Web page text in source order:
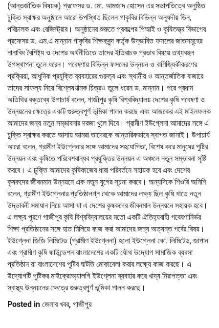
(আন্তর্জাতিক বিষয়ক) প্রফেসর ড. মো. আমজাদ হোসেন এর সভাপতিত্বে অনুষ্ঠিত
চুক্তি স্বাক্ষর অনুষ্ঠানে আরো উপস্থিত ছিলেন গাকৃবির বিভিন্ন অনুষদীয় ডিন,
পরিচালক এবং রেজিস্ট্রার। অনুষ্ঠানের শুরুতে প্রকল্পের পিআই ও কৃষিতত্ত্ব বিভাগের
প্রফেসর ড. এম.এ মান্নান গাকৃবির শিক্ষকবৃন্দ কর্তৃক উদ্ভাবিত ফসলের জাতসমূহের
নানাবিধ বৈশিষ্ট্য ও দেশের অর্থনীতিতে তাদের ইতিবাচক প্রভাব বিষয়ে তথ্যবহুল
উপস্থাপনা তুলে ধরেন। গবেষণায় বিভিন্ন ফসলের উন্নয়ন ও বাণিজ্যিকীকরণের
প্রক্রিয়া, আধুনিক প্রযুক্তি ব্যবহারের গুরুত্ব এবং স্থানীয় ও আন্তর্জাতিক বাজারে
তাদের সাফল্য নিয়ে বিশ্লেষণাত্মক চিত্রও তুলে ধরেন ড. মান্নান। পরে প্রধান
অতিথির বক্তব্যে উপাচার্য বলেন, গাজীপুর কৃষি বিশ্ববিদ্যালয় দেশের কৃষি গবেষণা ও
উন্নয়নের ক্ষেত্রে একটি গুরুত্বপূর্ণ ভূমিকা পালন করছে এবং আজকের এই মাইলফলক
আমাদের জন্য নতুন সম্ভাবনার দরজা খুলে দিবে। গ্রামীণ ইউগ্লেনা আমাদের সঙ্গে এ
চুক্তি স্বাক্ষর করতে আসায় আমরা তাদেরকে আন্তরিকভাবে স্বাগত জানাই। উপাচার্য
আরো বলেন, গ্রামীণ ইউগ্লেনার সঙ্গে আমাদের সহযোগিতা, বিশেষ করে মানুষের পুষ্টির
উন্নয়ন এবং কৃষিতে পরিবেশবান্ধব প্রযুক্তির উন্নয়ন এ অঞ্চলে নতুন সম্ভাবনা সৃষ্টি
করবে। এ চুক্তি আমাদের কৃষিকাজের ধারা পরিবর্তনে সহায়ক হবে এবং দেশের
কৃষকদের জীবনমান উন্নয়নে এক নতুন যুগের সূচনা করবে। অন্যদিকে শিওরি অনিশি
বলেন, গ্রামীণ ইউগ্লেনার প্রতিষ্ঠালগ্ন থেকে আমাদের লক্ষ্য ছিল কৃষি খাতে নতুন
উদ্ভাবনী সমাধান নিয়ে আসা যা এ দেশের কৃষকদের জীবনমান উন্নয়নে সহায়ক হবে।
এ লক্ষ্য পূরণে গাজীপুর কৃষি বিশ্ববিদ্যালয়ের মতো একটি ঐতিহ্যবাহী গবেষণানির্ভর
শিক্ষা প্রতিষ্ঠানের সঙ্গে হাত মিলিয়ে কাজ করা আমাদের জন্য অত্যন্ত গর্বের বিষয়।
ইউগ্লেনা জিজি লিমিটেড (গ্রামীণ ইউগ্লেনা) হলো ইউগ্লেনা কো. লিমিটেড, জাপান
এবং গ্রামীণ কৃষি ফাউন্ডেশন বাংলাদেশের একটি যৌথ উদ্যোগ সামাজিক ব্যবসা
প্রতিষ্ঠান যা বাংলাদেশের পুষ্টির ঘাটতি মোকাবেলা করার লক্ষ্যে কাজ করছে। এ
উদ্যোগটি পুষ্টিকর মাইক্রোঅ্যালগি ইউগ্লেনা ব্যবহার করে খাদ্য নিরাপত্তা এবং
স্বাস্থ্য উন্নয়নের ক্ষেত্রে গুরুত্বপূর্ণ ভূমিকা পালন করছে।
Posted in জেলার খবর, গাজীপুর